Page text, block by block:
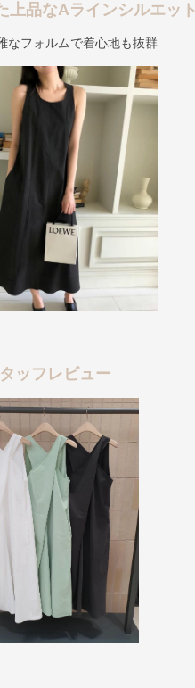
上品なAラインシルエット
なフォルムで着心地も抜群
ッフレビュー